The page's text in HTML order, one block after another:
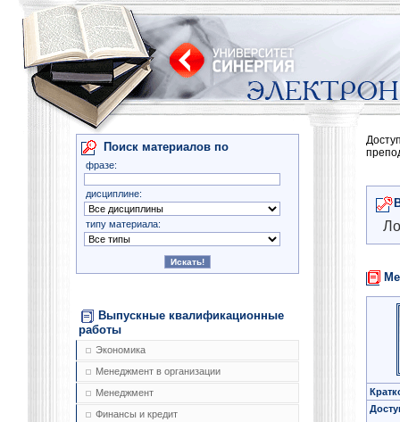
Поиск материалов по
фразе:
дисциплине:
типу материала:
Выпускные квалификационные
работы
Экономика
Менеджмент в организации
Менеджмент
Финансы и кредит